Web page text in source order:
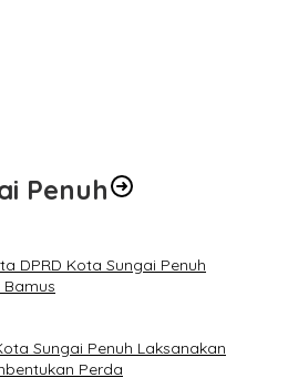
Penuh
DPRD Kota Sungai Penuh
Sungai Penuh Laksanakan
Perda